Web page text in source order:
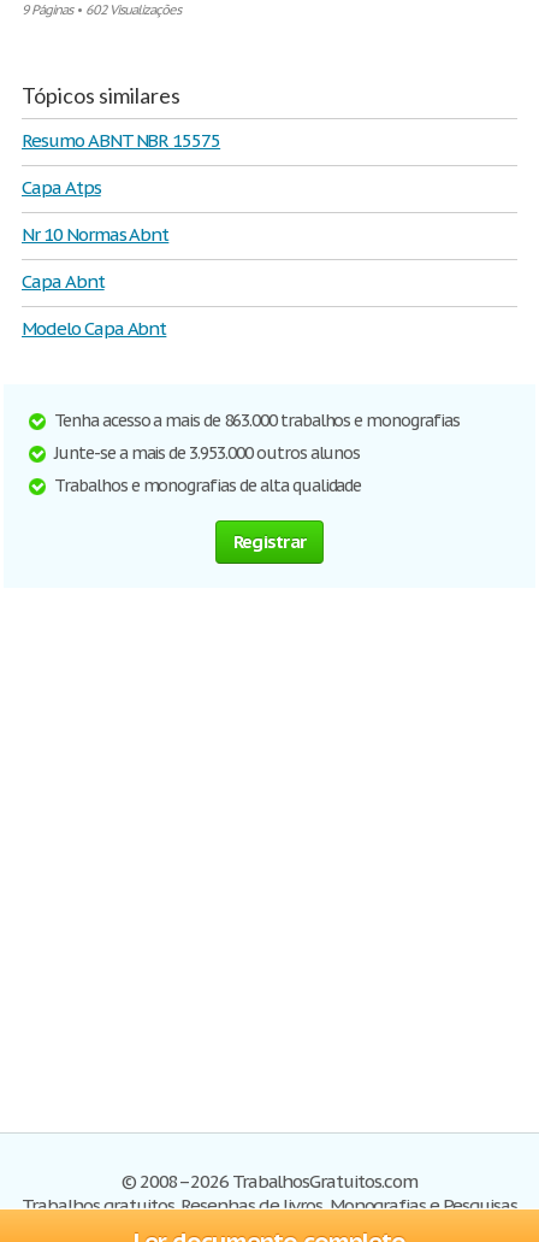
9 Páginas• 602 Visualizações
Tópicos similares
Resumo ABNT NBR 15575
Capa Atps
Nr 10 Normas Abnt
Capa Abnt
Modelo Capa Abnt
Tenha acesso a mais de 863.000 trabalhos e monografias
Junte-se a mais de 3.953.000 outros alunos
Trabalhos e monografias de alta qualidade
Registrar
© 2008–2026 TrabalhosGratuitos.com
Trabalhos gratuitos, Resenhas de livros, Monografias e Pesquisas